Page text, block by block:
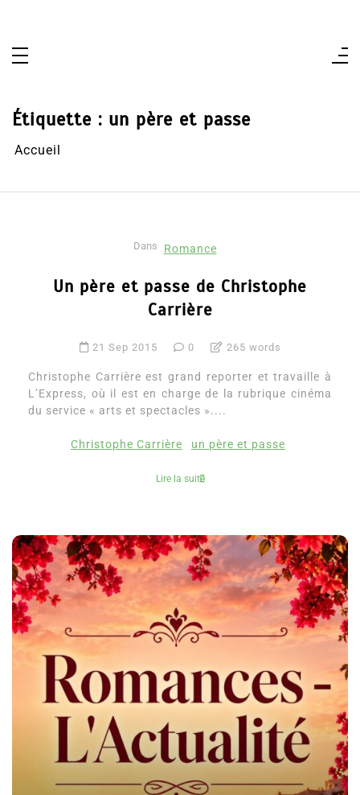
Étiquette : un père et passe
Accueil
Dans Romance
Un père et passe de Christophe
Carrière
21 Sep 2015 0 265 words
Christophe Carrière est grand reporter et travaille à
L’Express, où il est en charge de la rubrique cinéma
du service « arts et spectacles »....
Christophe Carrière un père et passe
Lire la suite